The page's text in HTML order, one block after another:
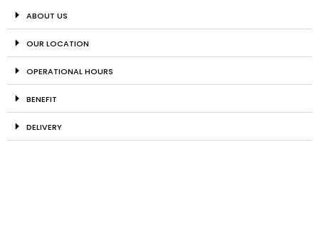
ABOUT US
OUR LOCATION
OPERATIONAL HOURS
BENEFIT
DELIVERY